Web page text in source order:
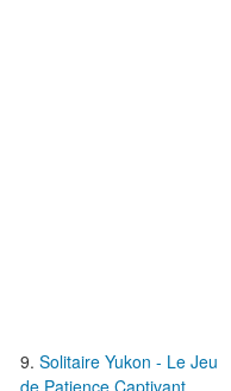
Solitaire Yukon - Le Jeu